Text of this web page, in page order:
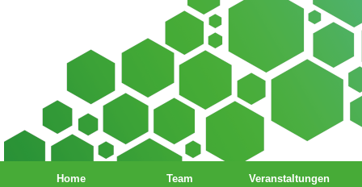
Home Team Veranstaltungen